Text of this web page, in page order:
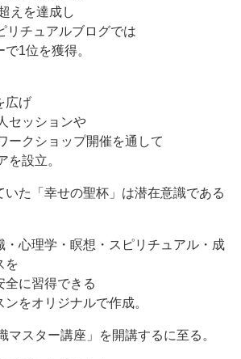
えを達成し
リチュアルブログでは
1位を獲得。
広げ
セッションや
ークショップ開催を通して
を設立。
いた「幸せの聖杯」は潜在意識である
・心理学・瞑想・スピリチュアル・成
を
全に習得できる
をオリジナルで作成。
マスター講座」を開講するに至る。